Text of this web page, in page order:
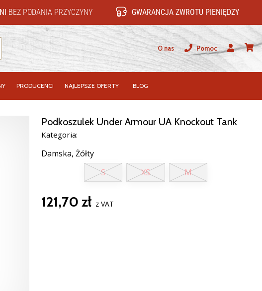
BEZ PODANIA PRZYCZYNY GWARANCJA ZWROTU PIENIĘDZY
O nas
Pomoc
Użytkownik
PRODUCENCI NAJLEPSZE OFERTY BLOG
Podkoszulek Under Armour UA Knockout Tank
Kategoria:
Damska, Żółty
S
XS M
121,70 zł z VAT